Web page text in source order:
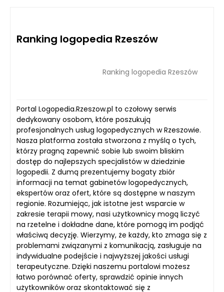
Ranking logopedia Rzeszów
Ranking logopedia Rzeszów
Portal Logopedia.Rzeszow.pl to czołowy serwis
dedykowany osobom, które poszukują
profesjonalnych usług logopedycznych w Rzeszowie.
Nasza platforma została stworzona z myślą o tych,
którzy pragną zapewnić sobie lub swoim bliskim
dostęp do najlepszych specjalistów w dziedzinie
logopedii. Z dumą prezentujemy bogaty zbiór
informacji na temat gabinetów logopedycznych,
ekspertów oraz ofert, które są dostępne w naszym
regionie. Rozumiejąc, jak istotne jest wsparcie w
zakresie terapii mowy, nasi użytkownicy mogą liczyć
na rzetelne i dokładne dane, które pomogą im podjąć
właściwą decyzję. Wierzymy, że każdy, kto zmaga się z
problemami związanymi z komunikacją, zasługuje na
indywidualne podejście i najwyższej jakości usługi
terapeutyczne. Dzięki naszemu portalowi możesz
łatwo porównać oferty, sprawdzić opinie innych
użytkowników oraz skontaktować się z